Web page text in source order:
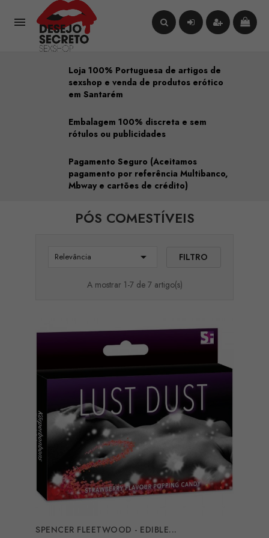

Loja 100% Portuguesa de artigos de
sexshop e venda de produtos erótico
em Santarém
Embalagem 100% discreta e sem
rótulos ou publicidades
Pagamento Seguro (Aceitamos
pagamento por referência Multibanco,
Mbway e cartões de crédito)
PÓS COMESTÍVEIS
Relevância  FILTRO
A mostrar 1-7 de 7 artigo(s)
SPENCER FLEETWOOD - EDIBLE...